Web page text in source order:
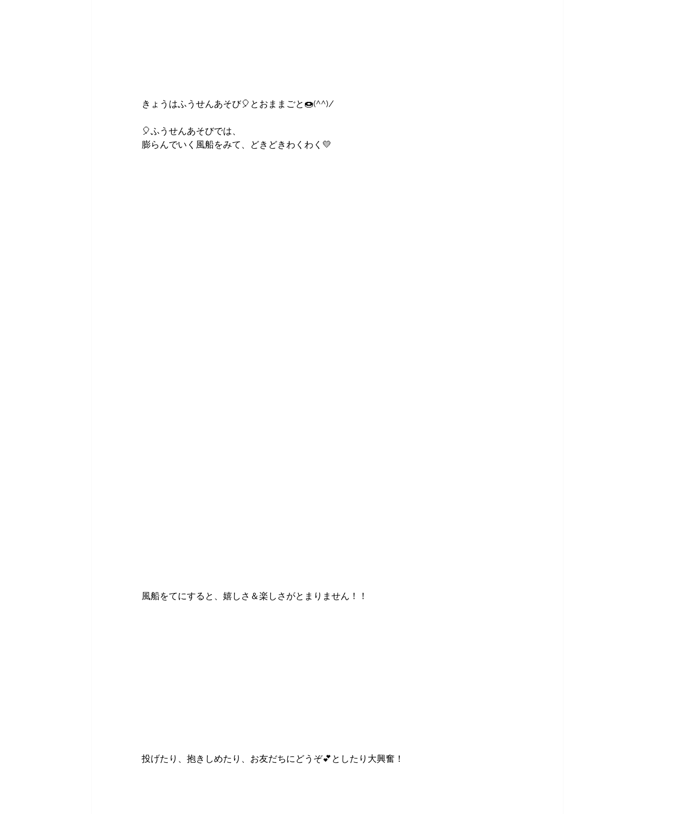
きょうはふうせんあそび🎈とおままごと🍩(^^)/
🎈ふうせんあそびでは、
膨らんでいく風船をみて、どきどきわくわく💛
風船をてにすると、嬉しさ＆楽しさがとまりません！！
投げたり、抱きしめたり、お友だちにどうぞ💕としたり大興奮！